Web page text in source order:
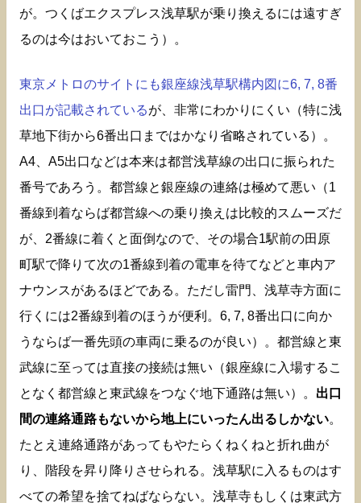
が。つくばエクスプレス浅草駅が乗り換えるには遠すぎ
るのは今はおいておこう）。
東京メトロのサイトにも銀座線浅草駅構内図に6, 7, 8番
出口が記載されているが、非常にわかりにくい（特に浅
草地下街から6番出口まではかなり省略されている）。
A4、A5出口などは本来は都営浅草線の出口に振られた
番号であろう。都営線と銀座線の連絡は極めて悪い（1
番線到着ならば都営線への乗り換えは比較的スムーズだ
が、2番線に着くと面倒なので、その場合1駅前の田原
町駅で降りて次の1番線到着の電車を待てなどと車内ア
ナウンスがあるほどである。ただし雷門、浅草寺方面に
行くには2番線到着のほうが便利。6, 7, 8番出口に向か
うならば一番先頭の車両に乗るのが良い）。都営線と東
武線に至っては直接の接続は無い（銀座線に入場するこ
となく都営線と東武線をつなぐ地下通路は無い）。 出口
間の連絡通路もないから地上にいったん出るしかない。
たとえ連絡通路があってもやたらくねくねと折れ曲が
り、階段を昇り降りさせられる。浅草駅に入るものはす
べての希望を捨てねばならない。浅草寺もしくは東武方